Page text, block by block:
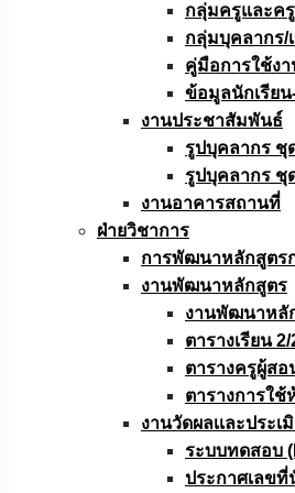
กลุ่มครูและค
กลุ่มบุคลากร/
คู่มือการใช้ง
ข้อมูลนักเรีย
งานประชาสัมพันธ์
รูปบุคลากร ชุ
รูปบุคลากร ชุ
งานอาคารสถานที่
ฝ่ายวิชาการ
การพัฒนาหลักสูตร
งานพัฒนาหลักสูตร
งานพัฒนาหลั
ตารางเรียน
ตารางครูผู้สอ
ตารางการใช้
งานวัดผลเเละประเ
ระบบทดสอบ
ประกาศเลขที่